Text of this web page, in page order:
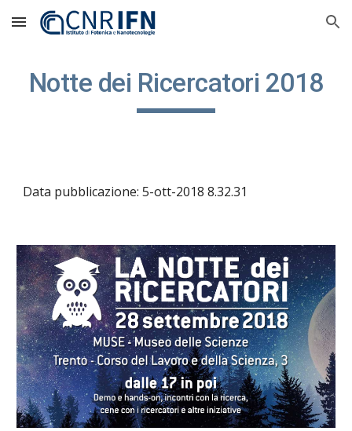
Skip to main content Skip to navigation
Notte dei Ricercatori 2018
Data pubblicazione: 5-ott-2018 8.32.31